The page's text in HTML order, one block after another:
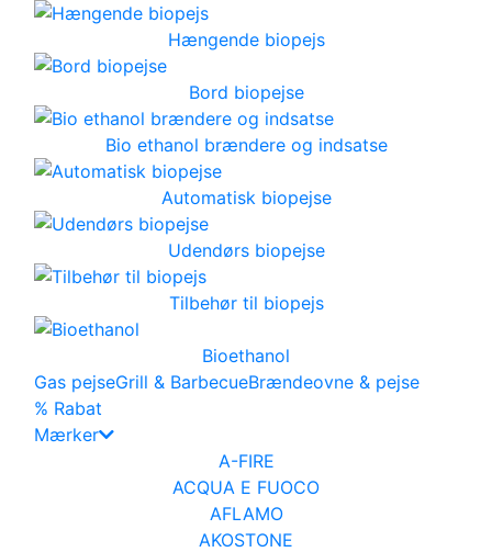
Hængende biopejs
Bord biopejse
Bio ethanol brændere og indsatse
Automatisk biopejse
Udendørs biopejse
Tilbehør til biopejs
Bioethanol
Gas pejseGrill & BarbecueBrændeovne & pejse
% Rabat
Mærker
A-FIRE
ACQUA E FUOCO
AFLAMO
AKOSTONE